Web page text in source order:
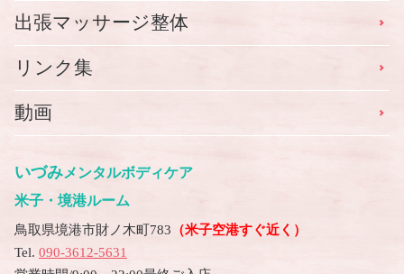
いづみメンタルボディケア
米子・境港ルーム
鳥取県境港市財ノ木町783 （米子空港すぐ近く）
Tel. 090-3612-5631
出張マッサージ整体
リンク集
動画